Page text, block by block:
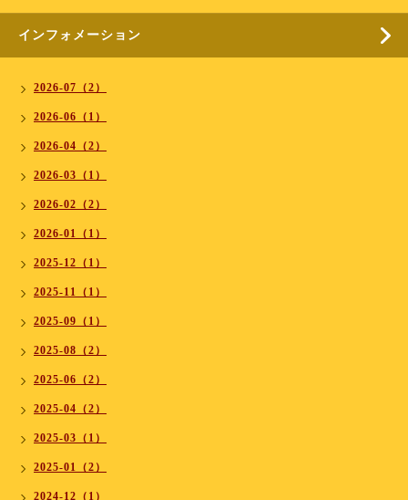
インフォメーション
2026-07（2）
2026-06（1）
2026-04（2）
2026-03（1）
2026-02（2）
2026-01（1）
2025-12（1）
2025-11（1）
2025-09（1）
2025-08（2）
2025-06（2）
2025-04（2）
2025-03（1）
2025-01（2）
2024-12（1）